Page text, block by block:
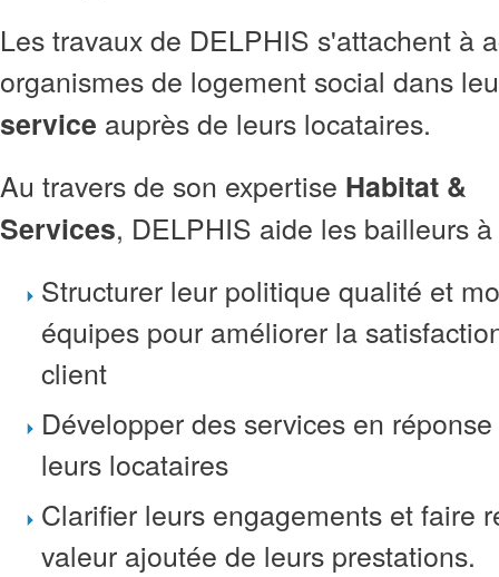
Les travaux de DELPHIS s'attachent à
organismes de logement social dans
service auprès de leurs locataires.
Au travers de son expertise Habitat &
Services, DELPHIS aide les bailleurs
Structurer leur politique qualité et
équipes pour améliorer la
client
Développer des services en
leurs locataires
Clarifier leurs engagements et faire
valeur ajoutée de leurs prestations.